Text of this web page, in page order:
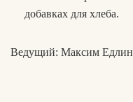
добавках для хлеба.
Ведущий: Максим Едлин